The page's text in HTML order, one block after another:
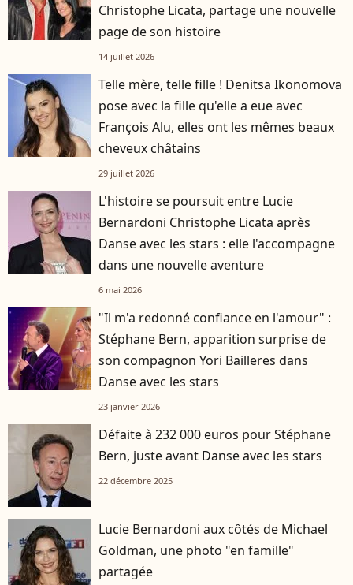
Christophe Licata, partage une nouvelle
page de son histoire
14 juillet 2026
Telle mère, telle fille ! Denitsa Ikonomova
pose avec la fille qu'elle a eue avec
François Alu, elles ont les mêmes beaux
cheveux châtains
29 juillet 2026
L'histoire se poursuit entre Lucie
Bernardoni Christophe Licata après
Danse avec les stars : elle l'accompagne
dans une nouvelle aventure
6 mai 2026
"Il m'a redonné confiance en l'amour" :
Stéphane Bern, apparition surprise de
son compagnon Yori Bailleres dans
Danse avec les stars
23 janvier 2026
Défaite à 232 000 euros pour Stéphane
Bern, juste avant Danse avec les stars
22 décembre 2025
Lucie Bernardoni aux côtés de Michael
Goldman, une photo "en famille"
partagée